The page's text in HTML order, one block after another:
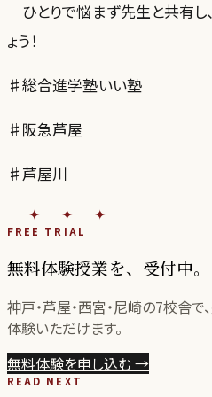
ひとりで悩まず先生と共有し
ょう！
♯総合進学塾いい塾
♯阪急芦屋
♯芦屋川
✦✦✦
FREE TRIAL
無料体験授業を、受付中。
神戸・芦屋・西宮・尼崎の7校舎で
体験いただけます。
無料体験を申し込む→
READ NEXT